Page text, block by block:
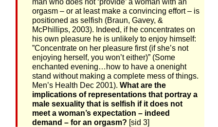
orgasm – or at least make a convincing effort – is
positioned as selfish (Braun, Gavey, &
McPhillips, 2003). Indeed, if he concentrates on
his own pleasure he is unlikely to enjoy himself:
”Concentrate on her pleasure first (if she’s not
enjoying herself, you won’t either)” (Some
enchanted evening…how to have a onenight
stand without making a complete mess of things.
Men’s Health Dec 2001). What are the
implications of representations that portray a
male sexuality that is selfish if it does not
meet a woman’s expectation – indeed
demand – for an orgasm? [sid 3]